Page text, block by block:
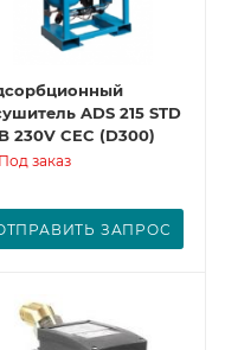
ADS 215 STD
230V CEC (D300)
Под заказ
ЗАПРОС